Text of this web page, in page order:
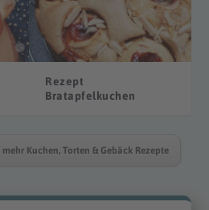
Rezept
Bratapfelkuchen
mehr Kuchen, Torten & Gebäck Rezepte